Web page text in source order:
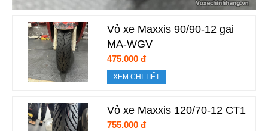
Vỏ xe Maxxis 90/90-12 gai
MA-WGV
475.000 đ
XEM CHI TIẾT
Vỏ xe Maxxis 120/70-12 CT1
755.000 đ